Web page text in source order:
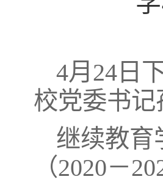
4月24日
校党委书
继续教育
（2020－